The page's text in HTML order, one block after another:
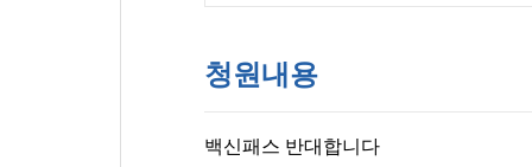
청원내용
백신패스 반대합니다